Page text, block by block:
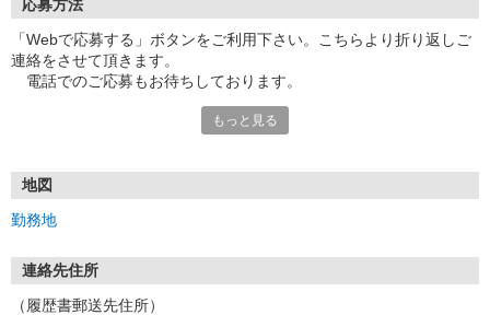
応募方法
「Webで応募する」ボタンをご利用下さい。こちらより折り返しご
連絡をさせて頂きます。
電話でのご応募もお待ちしております。
▼弊社ホームページからもご応募受け付けております。
もっと見る
地図
勤務地
連絡先住所
（履歴書郵送先住所）